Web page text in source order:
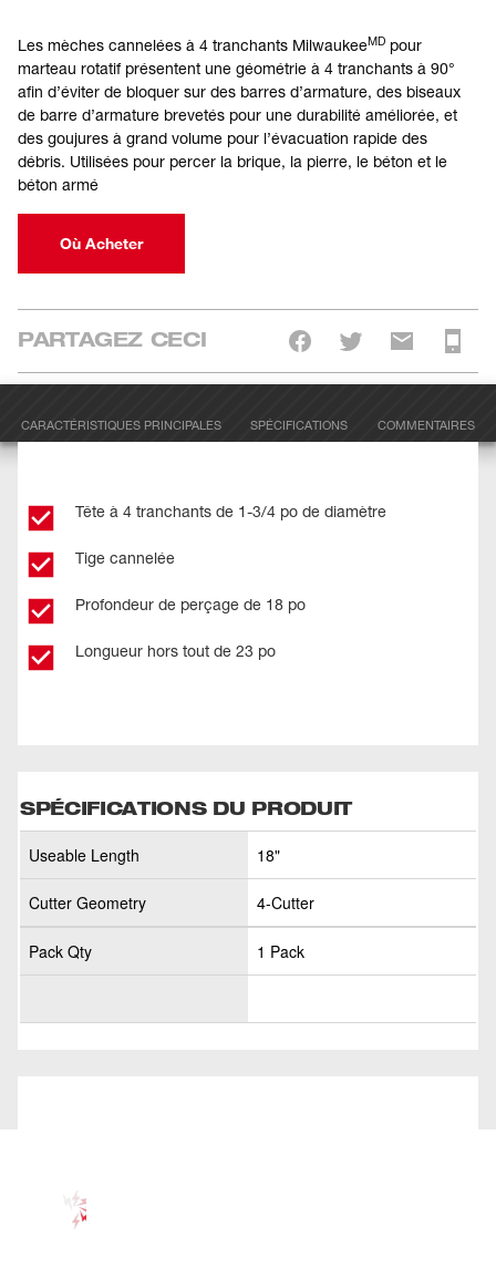
Les mèches cannelées à 4 tranchants MilwaukeeMD pour
marteau rotatif présentent une géométrie à 4 tranchants à 90°
afin d’éviter de bloquer sur des barres d’armature, des biseaux
de barre d’armature brevetés pour une durabilité améliorée, et
des goujures à grand volume pour l’évacuation rapide des
débris. Utilisées pour percer la brique, la pierre, le béton et le
béton armé
Où Acheter
PARTAGEZ CECI
CARACTÉRISTIQUES PRINCIPALES SPÉCIFICATIONS COMMENTAIRES
Tête à 4 tranchants de 1-3/4 po de diamètre
Tige cannelée
Profondeur de perçage de 18 po
Longueur hors tout de 23 po
SPÉCIFICATIONS DU PRODUIT
Useable Length 18"
Cutter Geometry 4-Cutter
Pack Qty 1 Pack